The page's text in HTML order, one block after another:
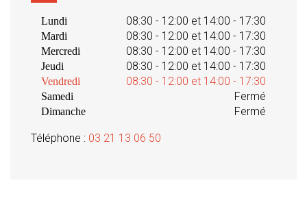
Lundi 08:30 - 12:00 et 14:00 - 17:30
Mardi 08:30 - 12:00 et 14:00 - 17:30
Mercredi 08:30 - 12:00 et 14:00 - 17:30
Jeudi 08:30 - 12:00 et 14:00 - 17:30
Vendredi 08:30 - 12:00 et 14:00 - 17:30
Samedi Fermé
Dimanche Fermé
Téléphone : 03 21 13 06 50